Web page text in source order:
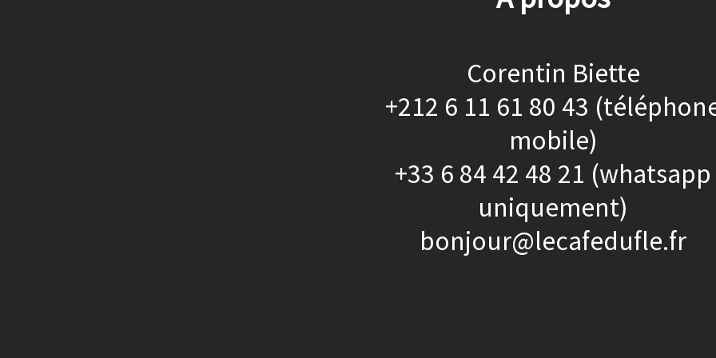
Corentin Biette
+212 6 11 61 80 43
mobile)
+33 6 84 42 48 21 (whatsapp
uniquement)
bonjour@lecafedufle.fr